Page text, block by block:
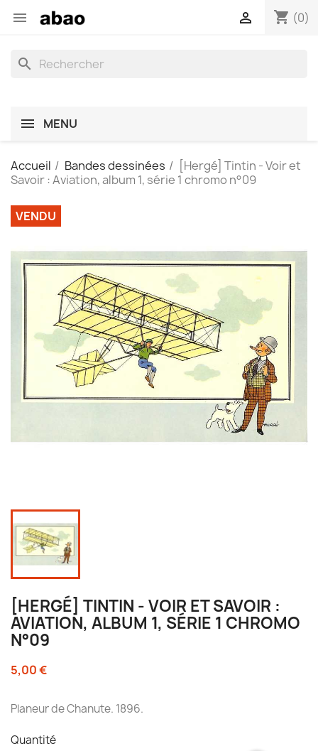
 shopping_cart (0)

search
MENU
Accueil Bandes dessinées
[Hergé] Tintin - Voir et
Savoir : Aviation, album 1, série 1 chromo n°09
VENDU
[HERGÉ] TINTIN - VOIR ET SAVOIR :
AVIATION, ALBUM 1, SÉRIE 1 CHROMO
N°09
5,00 €
Planeur de Chanute. 1896.
Quantité